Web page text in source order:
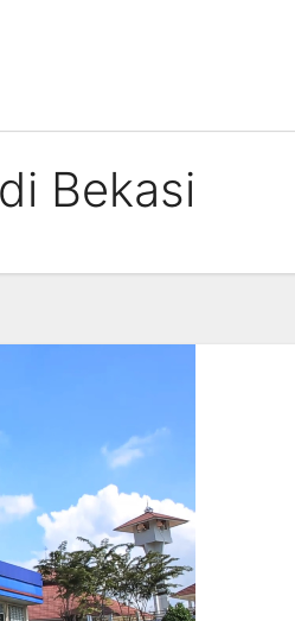
Bekasi